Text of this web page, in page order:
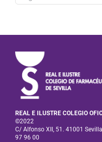
REAL E ILUSTRE COLEGIO
©2022
C/ Alfonso XII, 51. 41001 Sevilla
97 96 00